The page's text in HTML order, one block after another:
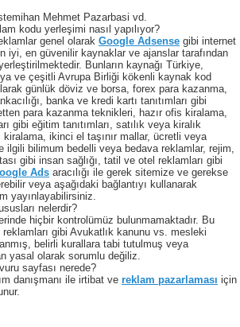
Mehmet Pazarbasi vd.
kodu yerleşimi nasıl yapılıyor?
genel olarak Google Adsense gibi internet
iyi, en güvenilir kaynaklar ve ajanslar tarafından
Bunların kaynağı Türkiye,
ve çeşitli Avrupa Birliği kökenli kaynak kod
günlük döviz ve borsa, forex para kazanma,
banka ve kredi kartı tanıtımları gibi
para kazanma teknikleri, hazır ofis kiralama,
gibi eğitim tanıtımları, satılık veya kiralık
ikinci el taşınır mallar, ücretli veya
ilgili bilimum bedelli veya bedava reklamlar, rejim,
gibi insan sağlığı, tatil ve otel reklamları gibi
Ads aracılığı ile gerek sitemize ve gerekse
veya aşağıdaki bağlantıyı kullanarak
yayınlayabilirsiniz.
nelerdir?
hiçbir kontrolümüz bulunmamaktadır. Bu
gibi Avukatlık kanunu vs. mesleki
belirli kurallara tabi tutulmuş veya
yasal olarak sorumlu değiliz.
sayfası nerede?
danışmanı ile irtibat ve reklam pazarlaması için